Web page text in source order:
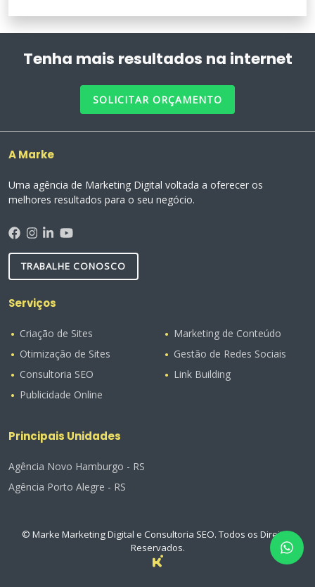
Tenha mais resultados na internet
SOLICITAR ORÇAMENTO
A Marke
Uma agência de Marketing Digital voltada a oferecer os
melhores resultados para o seu negócio.
TRABALHE CONOSCO
Serviços
Criação de Sites
Otimização de Sites
Consultoria SEO
Publicidade Online
Marketing de Conteúdo
Gestão de Redes Sociais
Link Building
Principais Unidades
Agência Novo Hamburgo - RS
Agência Porto Alegre - RS
© Marke Marketing Digital e Consultoria SEO. Todos os Direitos
Reservados.